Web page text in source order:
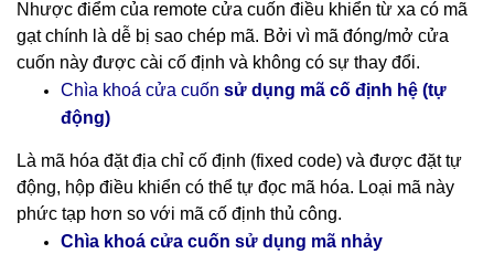
Nhược điểm của remote cửa cuốn điều khiển từ xa có mã
gạt chính là dễ bị sao chép mã. Bởi vì mã đóng/mở cửa
cuốn này được cài cố định và không có sự thay đổi.
Chìa khoá cửa cuốn sử dụng mã cố định hệ (tự
động)
Là mã hóa đặt địa chỉ cố định (fixed code) và được đặt tự
động, hộp điều khiển có thể tự đọc mã hóa. Loại mã này
phức tạp hơn so với mã cố định thủ công.
Chìa khoá cửa cuốn sử dụng mã nhảy